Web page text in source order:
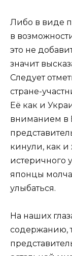
Либо в виде
в
это не
значит
Следует
стране-
Её как и
вниманием в
кинули, как и
истеричного
японцы
улыбаться.
На наших
содержанию,